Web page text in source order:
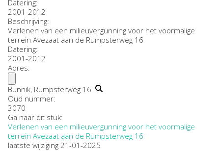
Datering:
2001-2012
Beschrijving:
Verlenen van een milieuvergunning voor het voormalige
terrein Avezaat aan de Rumpsterweg 16
Datering:
2001-2012
Adres:
Bunnik, Rumpsterweg 16
Oud nummer:
3070
Ga naar dit stuk:
Verlenen van een milieuvergunning voor het voormalige
terrein Avezaat aan de Rumpsterweg 16
laatste wijziging 21-01-2025